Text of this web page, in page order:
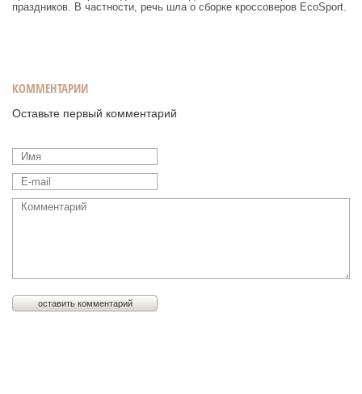
праздников. В частности, речь шла о сборке кроссоверов EcoSport.
КОММЕНТАРИИ
Оставьте первый комментарий